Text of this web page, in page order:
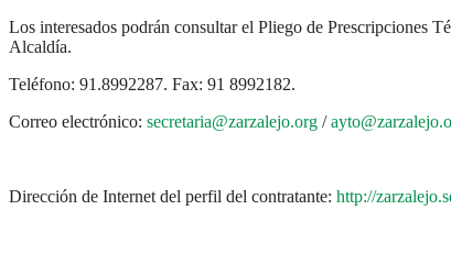
Los interesados podrán consultar el Pliego de Prescripciones
Alcaldía.
Teléfono: 91.8992287. Fax: 91 8992182.
Correo electrónico: secretaria@zarzalejo.org /
Dirección de Internet del perfil del contratante: http://